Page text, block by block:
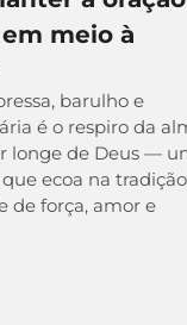
meio à
barulho e
é o respiro da
longe de Deus —
ecoa na tradição
de força, amor e